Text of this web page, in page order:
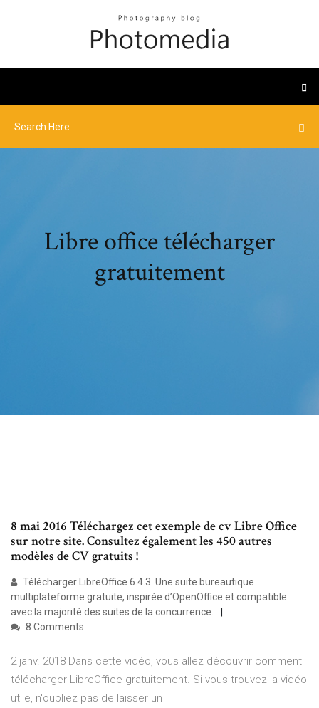
Libre office télécharger
gratuitement
8 mai 2016 Téléchargez cet exemple de cv Libre Office
sur notre site. Consultez également les 450 autres
modèles de CV gratuits !
Télécharger LibreOffice 6.4.3. Une suite bureautique
multiplateforme gratuite, inspirée d’OpenOffice et compatible
avec la majorité des suites de la concurrence.
8 Comments
2 janv. 2018 Dans cette vidéo, vous allez découvrir comment
télécharger LibreOffice gratuitement. Si vous trouvez la vidéo
utile, n'oubliez pas de laisser un